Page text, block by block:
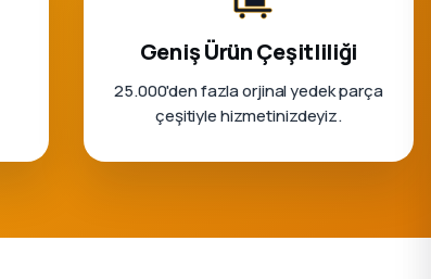
Geniş Ürün Çeşitliliği
25.000'den fazla orjinal yedek parça
çeşitiyle hizmetinizdeyiz.